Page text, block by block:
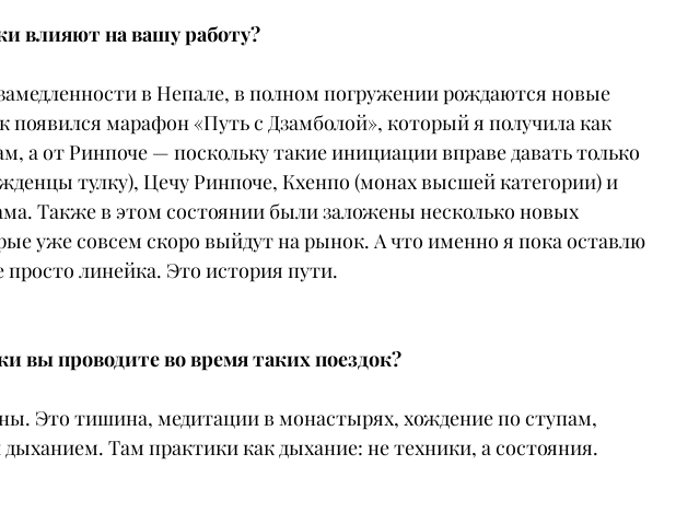
влияют на вашу работу?
в Непале, в полном погружении рождаются новые
появился марафон «Путь с Дзамболой», который я получила как
а от Ринпоче — поскольку такие инициации вправе давать только
тулку), Цечу Ринпоче, Кхенпо (монах высшей категории) и
Также в этом состоянии были заложены несколько новых
уже совсем скоро выйдут на рынок. А что именно я пока оставлю
просто линейка. Это история пути.
вы проводите во время таких поездок?
Это тишина, медитации в монастырях, хождение по ступам,
дыханием. Там практики как дыхание: не техники, а состояния.